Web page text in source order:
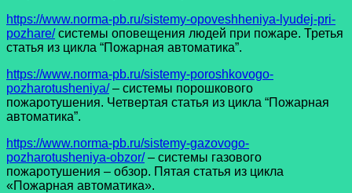
https://www.norma-pb.ru/sistemy-opoveshheniya-lyudej-pri-
pozhare/системы оповещения людей при пожаре. Третья
статья из цикла “Пожарная автоматика”.
https://www.norma-pb.ru/sistemy-poroshkovogo-
pozharotusheniya/– системы порошкового
пожаротушения. Четвертая статья из цикла “Пожарная
автоматика”.
https://www.norma-pb.ru/sistemy-gazovogo-
pozharotusheniya-obzor/– системы газового
пожаротушения – обзор. Пятая статья из цикла
«Пожарная автоматика».